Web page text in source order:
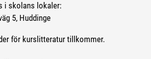
i skolans lokaler:
5, Huddinge
för kurslitteratur tillkommer.